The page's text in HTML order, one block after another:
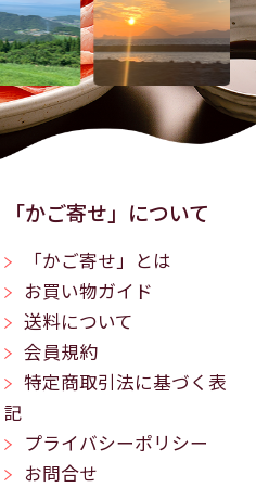
「かご寄せ」について
「かご寄せ」とは
お買い物ガイド
送料について
会員規約
特定商取引法に基づく表
記
プライバシーポリシー
お問合せ